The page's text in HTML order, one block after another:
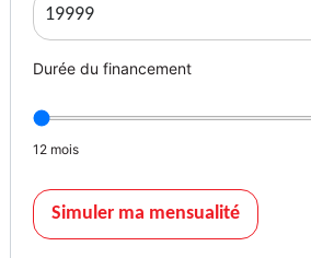
Durée du financement
12 mois
Simuler ma mensualité